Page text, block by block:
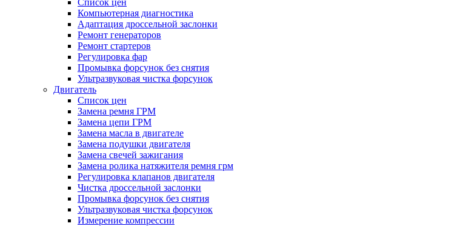
Список цен
Компьютерная диагностика
Адаптация дроссельной заслонки
Ремонт генераторов
Ремонт стартеров
Регулировка фар
Промывка форсунок без снятия
Ультразвуковая чистка форсунок
Двигатель
Список цен
Замена ремня ГРМ
Замена цепи ГРМ
Замена масла в двигателе
Замена подушки двигателя
Замена свечей зажигания
Замена ролика натяжителя ремня грм
Регулировка клапанов двигателя
Чистка дроссельной заслонки
Промывка форсунок без снятия
Ультразвуковая чистка форсунок
Измерение компрессии